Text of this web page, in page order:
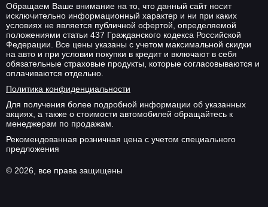
Обращаем Ваше внимание на то, что данный сайт носит
исключительно информационный характер и ни при каких
условиях не является публичной офертой, определяемой
положениями статьи 437 Гражданского кодекса Российской
Федерации. Все цены указаны с учетом максимальной скидки
на авто и при условии покупки в кредит и включают в себя
обязательные страховые продукты, которые согласовываются и
оплачиваются отдельно.
Политика конфиденциальности
Для получения более подробной информации об указанных
акциях, а также о стоимости автомобилей обращайтесь к
менеджерам по продажам.
Рекомендованная розничная цена с учетом специального
предложения
© 2026, все права защищены